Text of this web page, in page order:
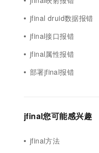
jfinal druid数据报错
jfinal接口报错
jfinal属性报错
部署jfinal报错
jfinal您可能感兴趣
jfinal方法